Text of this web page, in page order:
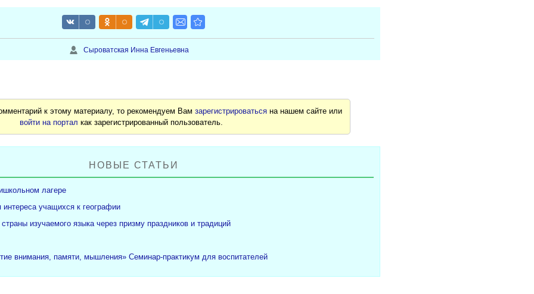
Сыроватская Инна Евгеньевна
к этому материалу, то рекомендуем Вамзарегистрироваться на нашем сайте или
войти на портал как зарегистрированный пользователь.
НОВЫЕ СТАТЬИ
лагере
учащихся к географии
изучаемого языка через призму праздников и традиций
внимания, памяти, мышления» Семинар-практикум для воспитателей